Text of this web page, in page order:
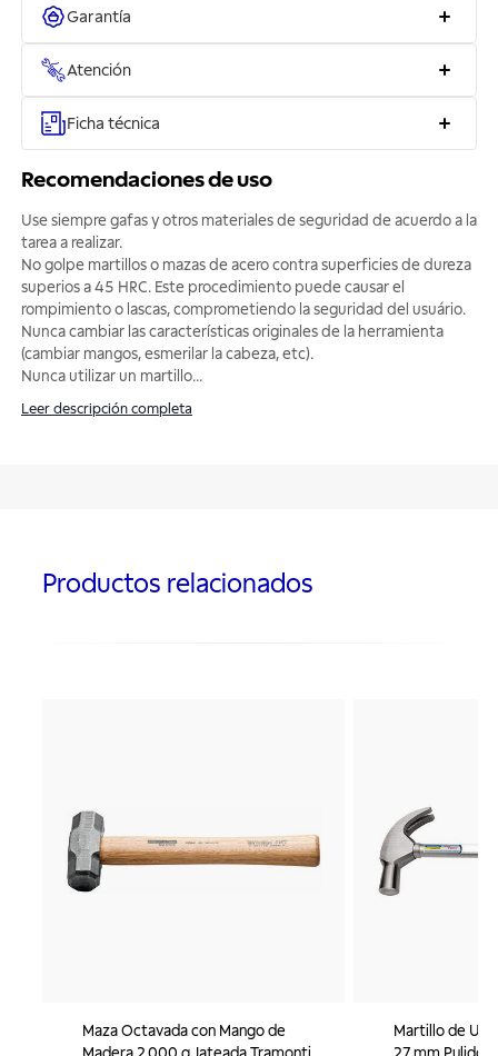
Garantía
Atención
Ficha técnica
Recomendaciones de uso
Use siempre gafas y otros materiales de seguridad de acuerdo a la
tarea a realizar.
No golpe martillos o mazas de acero contra superficies de dureza
superios a 45 HRC. Este procedimiento puede causar el
rompimiento o lascas, comprometiendo la seguridad del usuário.
Nunca cambiar las características originales de la herramienta
(cambiar mangos, esmerilar la cabeza, etc).
Nunca utilizar un martillo...
Leer descripción completa
Productos relacionados
Maza Octavada con Mango de
Martillo de